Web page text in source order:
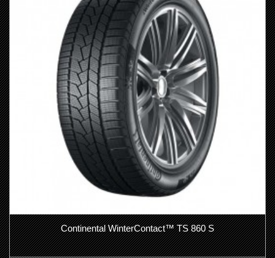
Continental WinterContact™ TS 860 S